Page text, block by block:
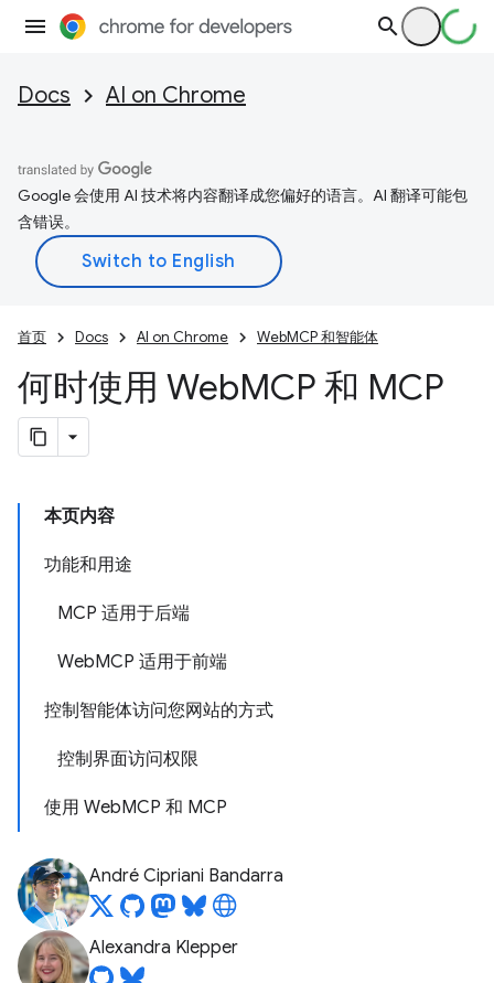
Docs AI on Chrome
Google 会使用 AI 技术将内容翻译成您偏好的语言。AI 翻译可能包
含错误。
首页 Docs AI on Chrome WebMCP 和智能体
何时使用 WebMCP 和 MCP
本页内容
功能和用途
MCP 适用于后端
WebMCP 适用于前端
控制智能体访问您网站的方式
控制界面访问权限
使用 WebMCP 和 MCP
André Cipriani Bandarra
Alexandra Klepper